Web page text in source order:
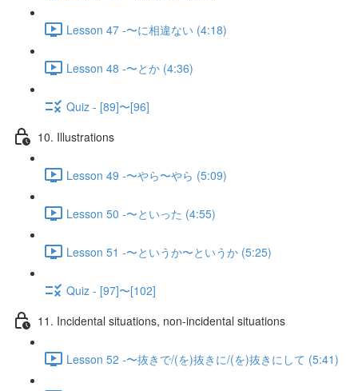
Lesson 47 -〜に相違ない (4:18)
Lesson 48 -〜とか (4:36)
Quiz - [89]〜[96]
10. Illustrations
Lesson 49 -〜やら〜やら (5:09)
Lesson 50 -〜といった (4:55)
Lesson 51 -〜というか〜というか (5:25)
Quiz - [97]〜[102]
11. Incidental situations, non-incidental situations
Lesson 52 -〜抜きで/(を)抜きに/(を)抜きにして (5:41)